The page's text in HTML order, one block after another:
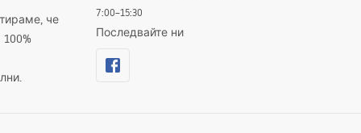
че
7:00–15:30
Последвайте ни